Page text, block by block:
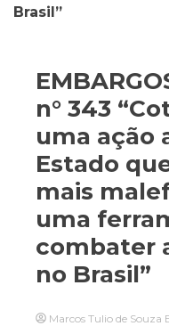
Brasil”
n° 343
uma ação
Estado
mais
uma
combater
no Brasil”
Marcos Tulio de Souza